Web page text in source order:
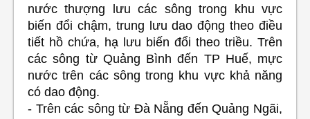
nước thượng lưu các sông trong khu vực
biến đổi chậm, trung lưu dao động theo điều
tiết hồ chứa, hạ lưu biến đổi theo triều. Trên
các sông từ Quảng Bình đến TP Huế, mực
nước trên các sông trong khu vực khả năng
có dao động.
- Trên các sông từ Đà Nẵng đến Quảng Ngãi,